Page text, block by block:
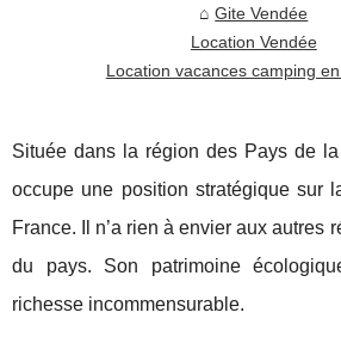
Gite Vendée
Location Vendée
Location vacances camping
Située dans la région des Pays de
occupe une position stratégique sur
France. Il n’a rien à envier aux autres
du pays. Son patrimoine
richesse incommensurable.